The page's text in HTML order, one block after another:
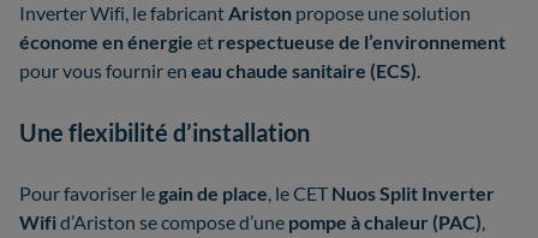
Inverter Wifi, le fabricantAriston propose une solution
économe en énergie et respectueuse de l’environnement
pour vous fournir en eau chaude sanitaire (ECS).
Une flexibilité d’installation
Pour favoriser legain de place, le CETNuos Split Inverter
Wifid’Ariston se compose d’une pompe à chaleur (PAC),